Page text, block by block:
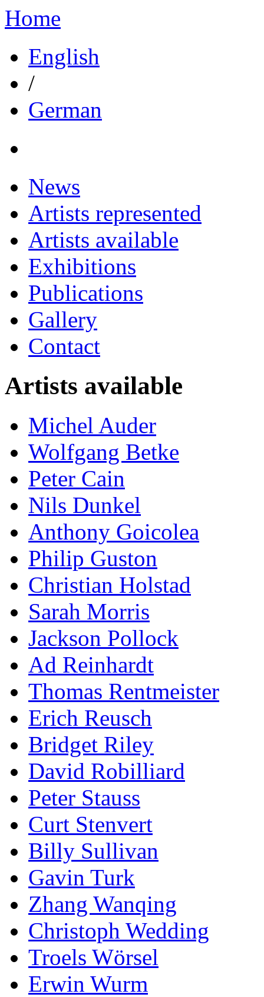
Home
English
/
German
News
Artists represented
Artists available
Exhibitions
Publications
Gallery
Contact
Artists available
Michel Auder
Wolfgang Betke
Peter Cain
Nils Dunkel
Anthony Goicolea
Philip Guston
Christian Holstad
Sarah Morris
Jackson Pollock
Ad Reinhardt
Thomas Rentmeister
Erich Reusch
Bridget Riley
David Robilliard
Peter Stauss
Curt Stenvert
Billy Sullivan
Gavin Turk
Zhang Wanqing
Christoph Wedding
Troels Wörsel
Erwin Wurm